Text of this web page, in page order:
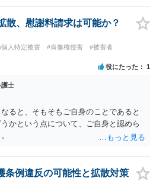
検知するだけでなく、原則として販売
きです。フォレンジック透かしは転売
が、不正購入や同意前の公開自体を防ぐ
、申出時の即時非公開化、未購入映像
があります。実際の画面、照合ロジッ
がよいでしょう。
散、慰謝料請求は可能か？
人特定被害 #肖像権侵害
#被害者
役にたった 1
護士
ると、そもそもご自身のことであると
かという点について、ご自身と認めら
例違反の可能性と拡散対策